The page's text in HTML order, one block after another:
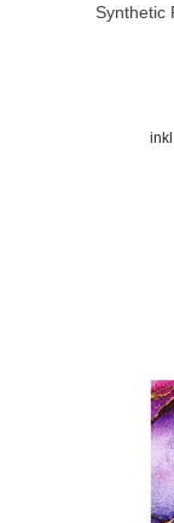
Synthetic